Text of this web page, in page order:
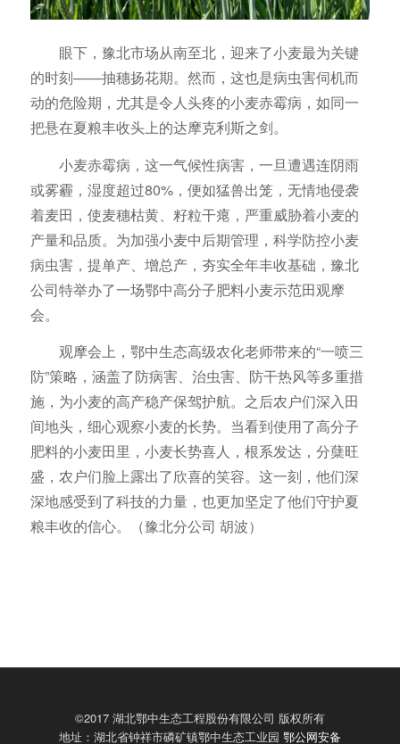
眼下，豫北市场从南至北，迎来了小麦最为关键
的时刻——抽穗扬花期。然而，这也是病虫害伺机而
动的危险期，尤其是令人头疼的小麦赤霉病，如同一
把悬在夏粮丰收头上的达摩克利斯之剑。
小麦赤霉病，这一气候性病害，一旦遭遇连阴雨
或雾霾，湿度超过80%，便如猛兽出笼，无情地侵袭
着麦田，使麦穗枯黄、籽粒干瘪，严重威胁着小麦的
产量和品质。为加强小麦中后期管理，科学防控小麦
病虫害，提单产、增总产，夯实全年丰收基础，豫北
公司特举办了一场鄂中高分子肥料小麦示范田观摩
会。
观摩会上，鄂中生态高级农化老师带来的“一喷三
防”策略，涵盖了防病害、治虫害、防干热风等多重措
施，为小麦的高产稳产保驾护航。之后农户们深入田
间地头，细心观察小麦的长势。当看到使用了高分子
肥料的小麦田里，小麦长势喜人，根系发达，分蘖旺
盛，农户们脸上露出了欣喜的笑容。这一刻，他们深
深地感受到了科技的力量，也更加坚定了他们守护夏
粮丰收的信心。（豫北分公司 胡波）
©2017 湖北鄂中生态工程股份有限公司 版权所有
地址：湖北省钟祥市磷矿镇鄂中生态工业园 鄂公网安备